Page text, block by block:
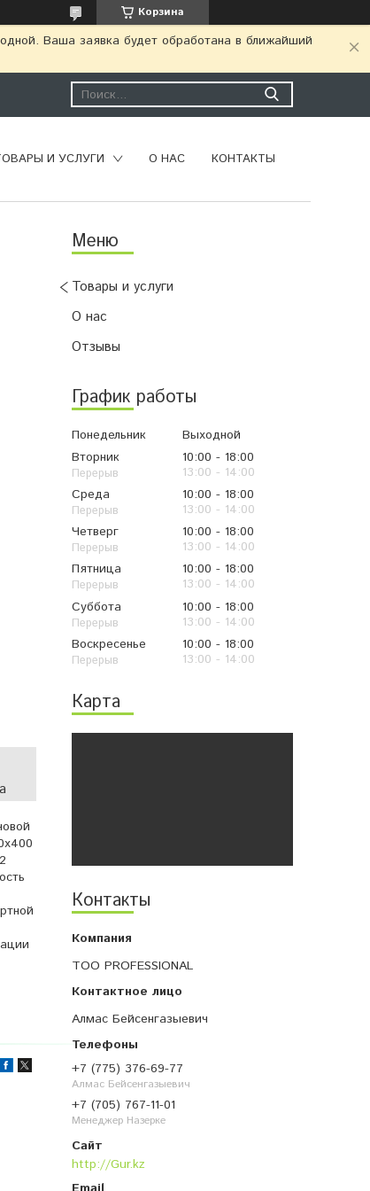
Корзина
Ваша заявка будет обработана в ближайший
И УСЛУГИ О НАС КОНТАКТЫ
Товары и услуги
О нас
Отзывы
График работы
Понедельник
Выходной
Вторник
10:00
18:00
13:00
14:00
Среда
10:00
18:00
13:00
14:00
Четверг
10:00
18:00
13:00
14:00
Пятница
10:00
18:00
13:00
14:00
Суббота
10:00
18:00
13:00
14:00
Воскресенье
10:00
18:00
13:00
14:00
Карта
Контакты
ТОО PROFESSIONAL
Алмас Бейсенгазыевич
+7 (775) 376-69-77
Алмас Бейсенгазыевич
+7 (705) 767-11-01
Менеджер Назерке
http://Gur.kz